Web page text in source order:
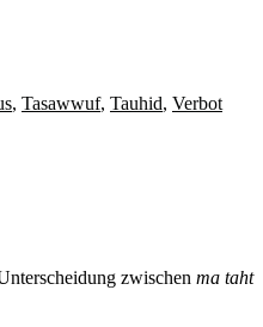
, Tasawwuf, Tauhid, Verbot
zwischen ma taht